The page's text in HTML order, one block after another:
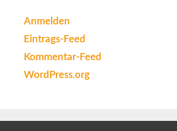
Anmelden
Eintrags-Feed
Kommentar-Feed
WordPress.org